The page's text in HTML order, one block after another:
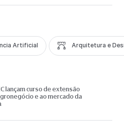
Artificial Arquitetura e
lançam curso de extensão
e ao mercado da